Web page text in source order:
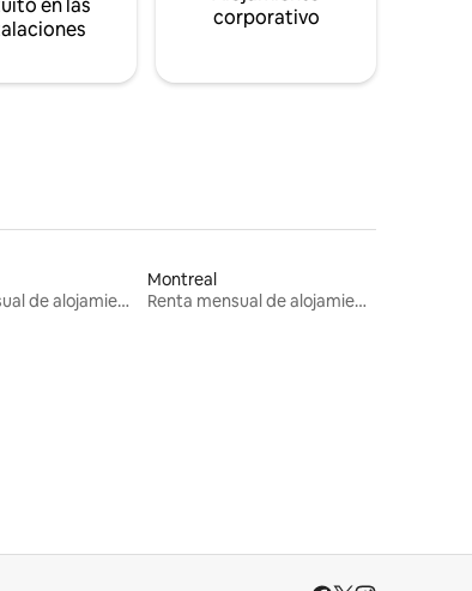
en las
corporativo
Renta mensual de alojamientos
Montreal
Renta mensual de alojamientos